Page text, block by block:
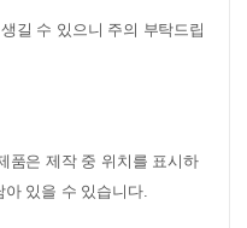
길 수 있으니 주의 부탁드립
품은 제작 중 위치를 표시하
아 있을 수 있습니다.